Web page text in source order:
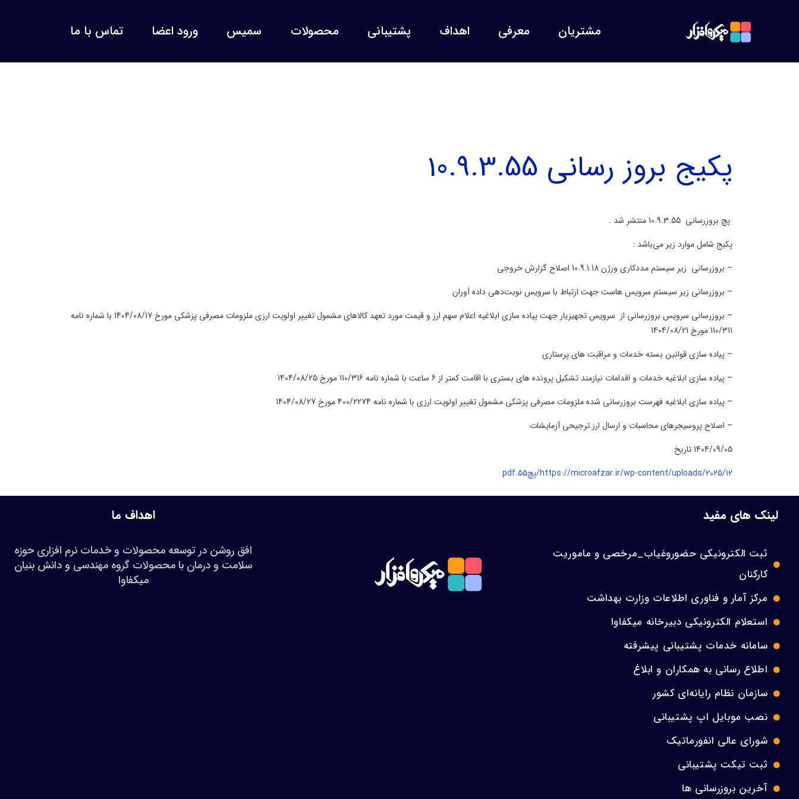
مشتریان معرفی اهداف پشتیبانی محصولات سمیس ورود اعضا تماس با ما
پکیج بروز رسانی 10.9.3.55
پچ بروزرسانی 10.9.3.55 منتشر شد .
پکیج شامل موارد زیر می‌باشد :
– بروزرسانی زیر سیستم مددکاری ورژن 10.9.1.18 اصلاح گزارش خروجی
– بروزرسانی زیر سیستم سرویس هاست جهت ارتباط با سرویس نوبت‌دهی داده آوران
– بروزرسانی سرویس بروزرسانی از سرویس تجهیزیار جهت پیاده سازی ابلاغیه اعلام سهم ارز و قیمت مورد تعهد کالاهای مشمول تغییر اولویت ارزی ملزومات مصرفی پزشکی مورخ 1404/08/17 با شماره نامه
110/311 مورخ 1404/08/21
– پیاده سازی قوانین بسته خدمات و مراقبت های پرستاری
– پیاده سازی ابلاغیه خدمات و اقدامات نیازمند تشکیل پرونده های بستری با اقامت کمتر از 6 ساعت با شماره نامه 110/316 مورخ 1404/08/25
– پیاده سازی ابلاغیه فهرست بروزرسانی شده ملزومات مصرفی پزشکی مشمول تغییر اولویت ارزی با شماره نامه 400/2274 مورخ 1404/08/27
– اصلاح پروسیجرهای محاسبات و ارسال ارز ترجیحی آزمایشات
1404/09/05 تاریخ
https://microafzar.ir/wp-content/uploads/2025/12/پچ55.pdf
لینک های مفید
ثبت الکترونیکی حضوروغیاب_مرخصی و ماموریت
کارکنان
مرکز آمار و فناوری اطلاعات وزارت بهداشت
استعلام الکترونیکی دبیرخانه میکفاوا
سامانه خدمات پشتیبانی پیشرفته
اطلاع رسانی به همکاران و ابلاغ
سازمان نظام رایانه‌ای کشور
نصب موبایل اپ پشتیبانی
شورای عالی انفورماتیک
ثبت تیکت پشتیبانی
آخرین بروزرسانی ها
اهداف ما
افق روشن در توسعه محصولات و خدمات نرم افزاری حوزه
سلامت و درمان با محصولات گروه مهندسی و دانش بنیان
میکفاوا